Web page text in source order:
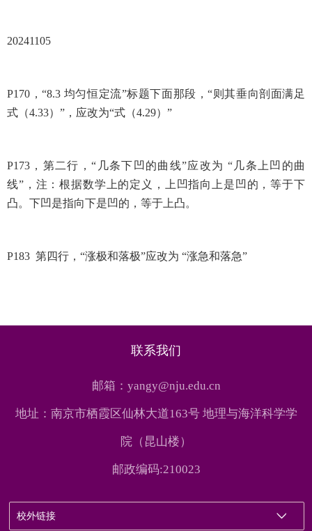
20241105
P170，“8.3 均匀恒定流”标题下面那段，“则其垂向剖面满足
式（4.33）”，应改为“式（4.29） ”
P173，第二行，“几条下凹的曲线”应改为 “几条上凹的曲
线”，注：根据数学上的定义，上凹指向上是凹的，等于下
凸。下凹是指向下是凹的，等于上凸。
P183 第四行，“涨极和落极”应改为 “涨急和落急”
联系我们
邮箱：yangy@nju.edu.cn
地址：南京市栖霞区仙林大道163号 地理与海洋科学学
院（昆山楼）
邮政编码:210023
校外链接